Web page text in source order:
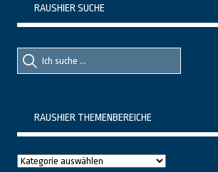
RAUSHIER SUCHE
Suche
nach::
Suche
nach:
RAUSHIER THEMENBEREICHE
Raushier